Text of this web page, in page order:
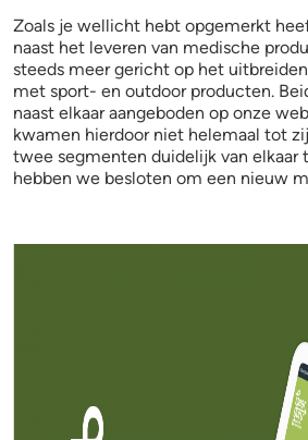
Zoals je wellicht hebt opgemerkt
naast het leveren van medische
steeds meer gericht op het
met sport- en outdoor producten.
naast elkaar aangeboden op onze
kwamen hierdoor niet helemaal tot
twee segmenten duidelijk van elkaar
hebben we besloten om een nieuw